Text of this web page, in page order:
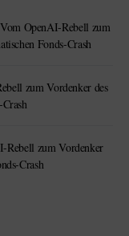
OpenAI-Rebell zum
Fonds-Crash
zum Vordenker des
Rebell zum Vordenker
Crash